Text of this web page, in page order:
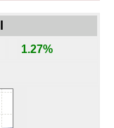
1.27%